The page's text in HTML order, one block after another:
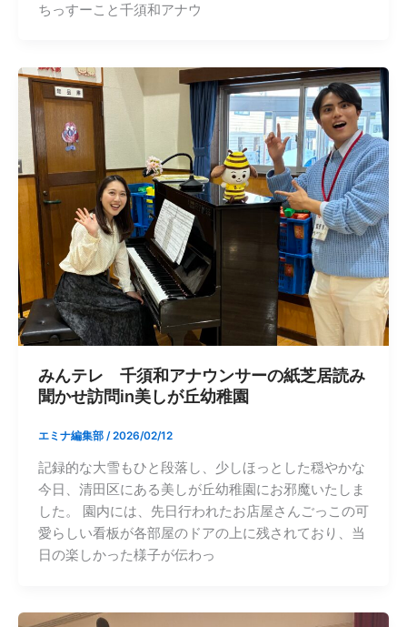
ちっすーこと千須和アナウ
みんテレ 千須和アナウンサーの紙芝居読み
聞かせ訪問in美しが丘幼稚園
エミナ編集部 /2026/02/12
記録的な大雪もひと段落し、少しほっとした穏やかな
今日、清田区にある美しが丘幼稚園にお邪魔いたしま
した。 園内には、先日行われたお店屋さんごっこの可
愛らしい看板が各部屋のドアの上に残されており、当
日の楽しかった様子が伝わっ